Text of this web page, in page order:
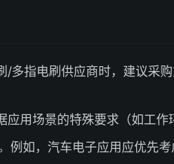
/多指电刷供应商时，建议采购
应用场景的特殊要求（如工
例如，汽车电子应用应优先